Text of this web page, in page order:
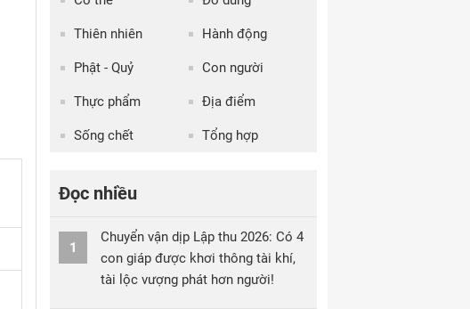
Thiên nhiên Hành động
Phật - Quỷ Con người
Thực phẩm Địa điểm
Sống chết Tổng hợp
Đọc nhiều
1
Chuyển vận dịp Lập thu 2026: Có 4
con giáp được khơi thông tài khí,
tài lộc vượng phát hơn người!